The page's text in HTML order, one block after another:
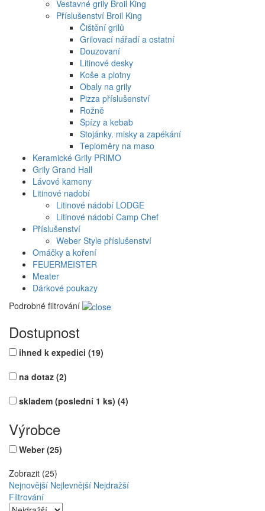
Vestavné grily Broil King
Příslušenství Broil King
Čištění grilů
Grilovací nářadí a ostatní
Douzovaní
Litinové desky
Koše a plotny
Obaly na grily
Pizza příslušenství
Rožně
Špízy a kebab
Stojánky. misky a zapékání
Teploměry na maso
Keramické Grily PRIMO
Grily Grand Hall
Lávové kameny
Litinové nadobí
Litinové nádobí LODGE
Litinové nádobí Camp Chef
Příslušenství
Weber Style příslušenství
Omáčky a koření
FEUERMEISTER
Meater
Dárkové poukazy
Podrobné filtrování
Dostupnost
ihned k expedici (19)
na dotaz (2)
skladem (poslední 1 ks) (4)
Výrobce
Weber(25)
Zobrazit (25)
Nejnovější Nejlevnější Nejdražší
Filtrování